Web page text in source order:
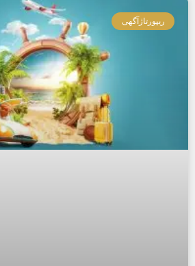
ریپورتاژآگهی